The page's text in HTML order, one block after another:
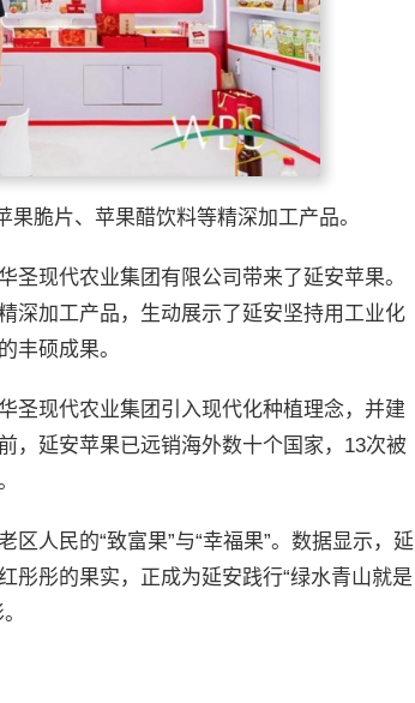
脆片、苹果醋饮料等精深加工产品。
圣现代农业集团有限公司带来了延安苹果。
深加工产品，生动展示了延安坚持用工业化
丰硕成果。
圣现代农业集团引入现代化种植理念，并建
，延安苹果已远销海外数十个国家，13次被
人民的“致富果”与“幸福果”。数据显示，延
彤彤的果实，正成为延安践行“绿水青山就是